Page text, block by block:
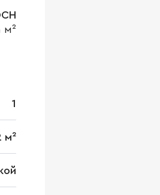
м²
1
м²